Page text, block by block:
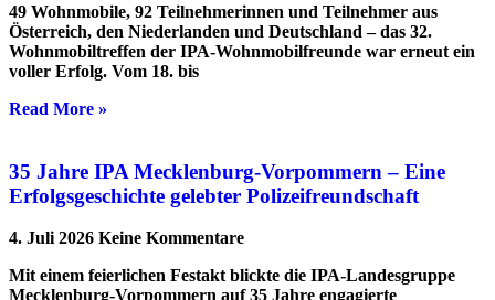
49 Wohnmobile, 92 Teilnehmerinnen und Teilnehmer aus
Österreich, den Niederlanden und Deutschland – das 32.
Wohnmobiltreffen der IPA-Wohnmobilfreunde war erneut ein
voller Erfolg. Vom 18. bis
Read More »
35 Jahre IPA Mecklenburg-Vorpommern – Eine
Erfolgsgeschichte gelebter Polizeifreundschaft
4. Juli 2026 Keine Kommentare
Mit einem feierlichen Festakt blickte die IPA-Landesgruppe
Mecklenburg-Vorpommern auf 35 Jahre engagierte